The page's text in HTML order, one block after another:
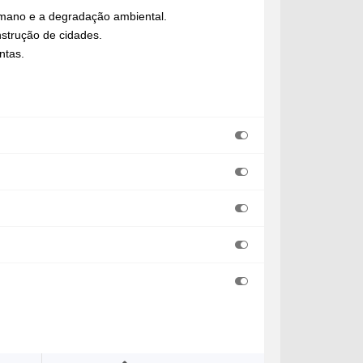
e a degradação ambiental.
de cidades.